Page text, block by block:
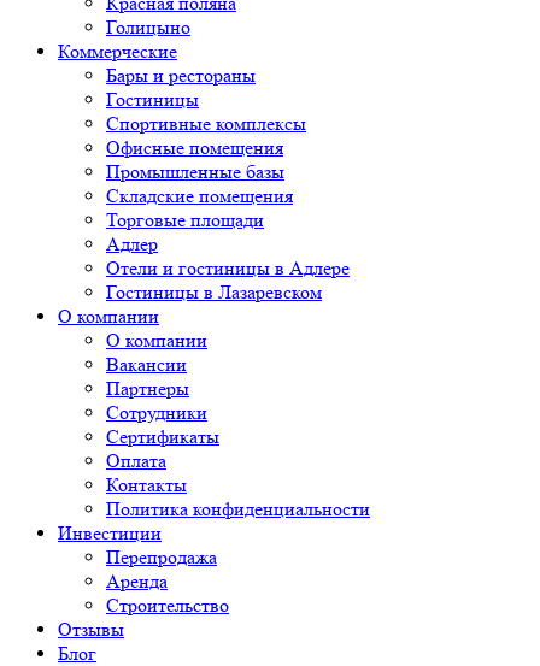
Голицыно
Коммерческие
Бары и рестораны
Гостиницы
Спортивные комплексы
Офисные помещения
Промышленные базы
Складские помещения
Торговые площади
Адлер
Отели и гостиницы в Адлере
Гостиницы в Лазаревском
О компании
О компании
Вакансии
Партнеры
Сотрудники
Сертификаты
Оплата
Контакты
Политика конфиденциальности
Инвестиции
Перепродажа
Аренда
Строительство
Отзывы
Блог